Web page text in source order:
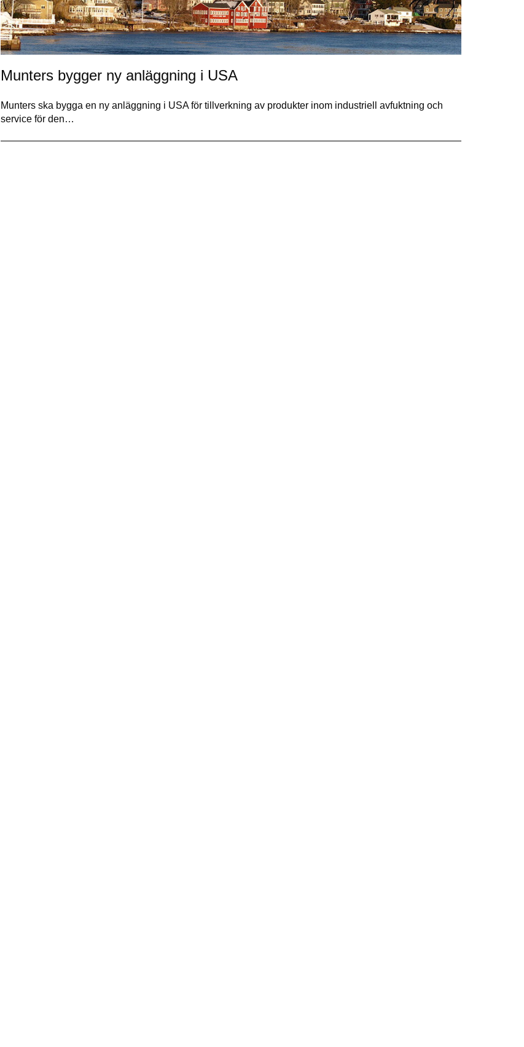
Munters bygger ny anläggning i USA
Munters ska bygga en ny anläggning i USA för tillverkning av produkter inom industriell avfuktning och
service för den…